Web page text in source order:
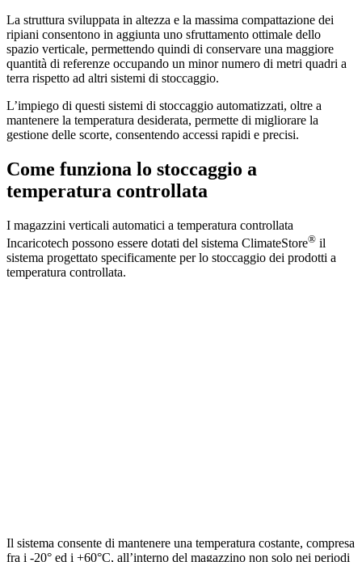
La struttura sviluppata in altezza e la massima compattazione dei
ripiani consentono in aggiunta uno sfruttamento ottimale dello
spazio verticale, permettendo quindi di conservare una maggiore
quantità di referenze occupando un minor numero di metri quadri a
terra rispetto ad altri sistemi di stoccaggio.
L’impiego di questi sistemi di stoccaggio automatizzati, oltre a
mantenere la temperatura desiderata, permette di migliorare la
gestione delle scorte, consentendo accessi rapidi e precisi.
Come funziona lo stoccaggio a
temperatura controllata
I magazzini verticali automatici a temperatura controllata
Incaricotech possono essere dotati del sistema ClimateStore® il
sistema progettato specificamente per lo stoccaggio dei prodotti a
temperatura controllata.
Il sistema consente di mantenere una temperatura costante, compresa
fra i -20° ed i +60°C, all’interno del magazzino non solo nei periodi